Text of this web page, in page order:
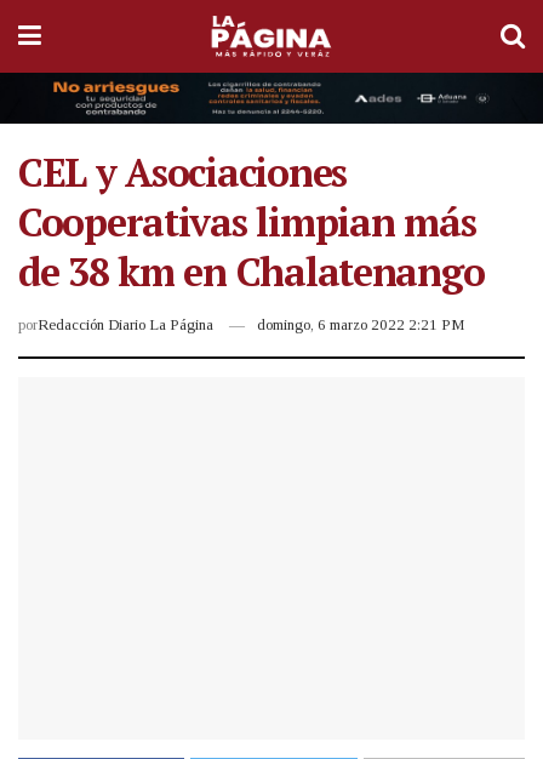
CEL y Asociaciones
Cooperativas limpian más
de 38 km en Chalatenango
porRedacción Diario La Página domingo, 6 marzo 2022 2:21 PM